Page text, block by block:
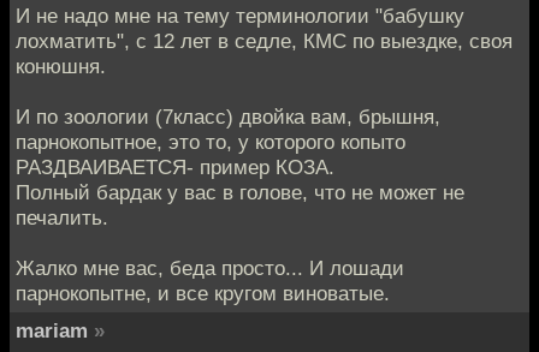
И не надо мне на тему терминологии "бабушку
лохматить", с 12 лет в седле, КМС по выездке, своя
конюшня.
И по зоологии (7класс) двойка вам, брышня,
парнокопытное, это то, у которого копыто
РАЗДВАИВАЕТСЯ- пример КОЗА.
Полный бардак у вас в голове, что не может не
печалить.
Жалко мне вас, беда просто... И лошади
парнокопытне, и все кругом виноватые.
mariam »